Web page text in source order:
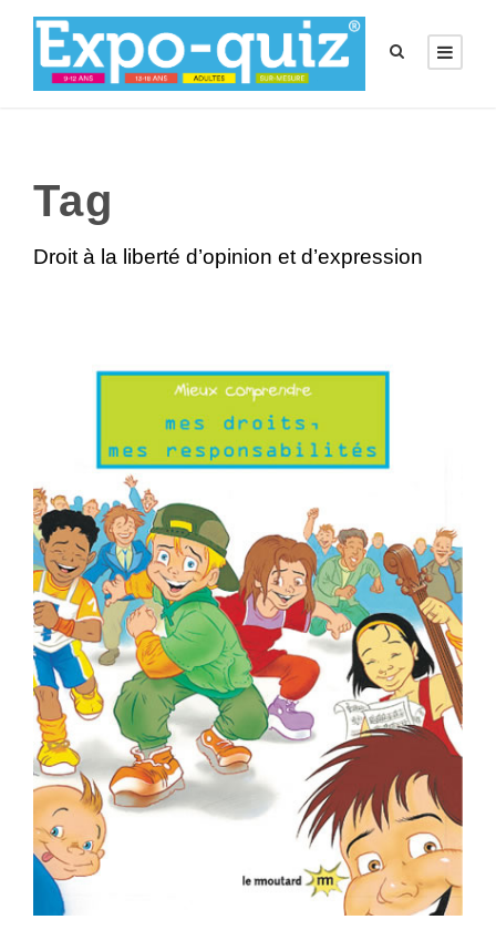
Tag
Droit à la liberté d’opinion et d’expression